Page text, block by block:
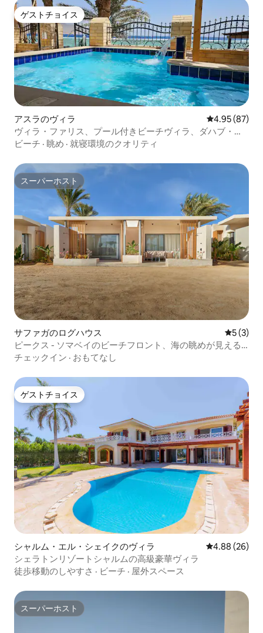
ゲストチョイス
ゲストチョイス
アスラのヴィラ レビュー87
4.95 (87)
ヴィラ・ファリス、プール付きビーチヴィラ、ダハブ・ア
サラ
ビーチ · 眺め · 就寝環境のクオリティ
スーパーホスト
スーパーホスト
サファガのログハウス レビュー
5 (3)
ピークス - ソマベイのビーチフロント、海の眺めが見える
メスカのカバナ
チェックイン · おもてなし
ゲストチョイス
ゲストチョイス
シャルム・エル・シェイクのヴィラ レビュー26
4.88 (26)
シェラトンリゾートシャルムの高級豪華ヴィラ
徒歩移動のしやすさ · ビーチ · 屋外スペース
スーパーホスト
スーパーホスト